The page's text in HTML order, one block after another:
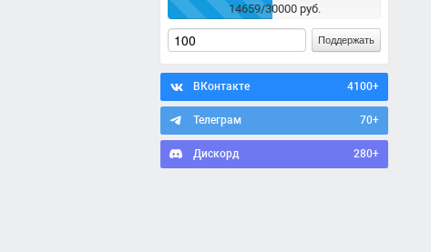
14659/30000 руб.
Поддержать
ВКонтакте 4100+
Телеграм 70+
Дискорд 280+